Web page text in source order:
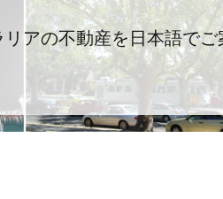
リアの不動産を日本語でご